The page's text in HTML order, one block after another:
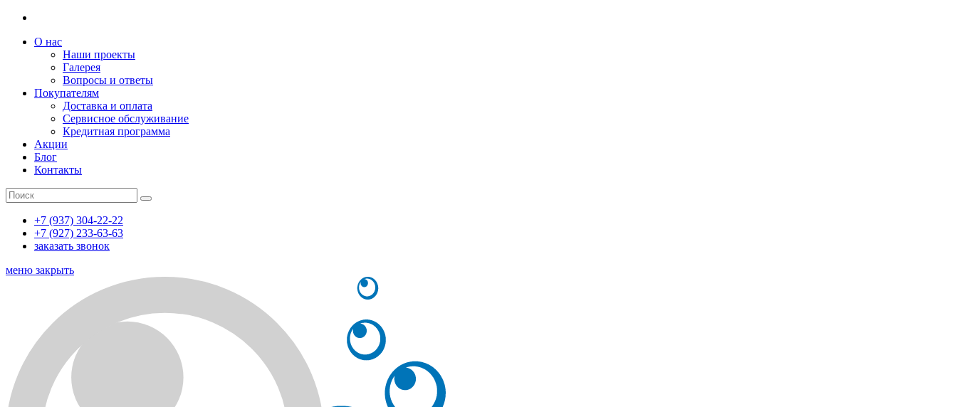
О нас
Наши проекты
Галерея
Вопросы и ответы
Покупателям
Доставка и оплата
Сервисное обслуживание
Кредитная программа
Акции
Блог
Контакты
+7 (937) 304-22-22
+7 (927) 233-63-63
заказать звонок
меню закрыть